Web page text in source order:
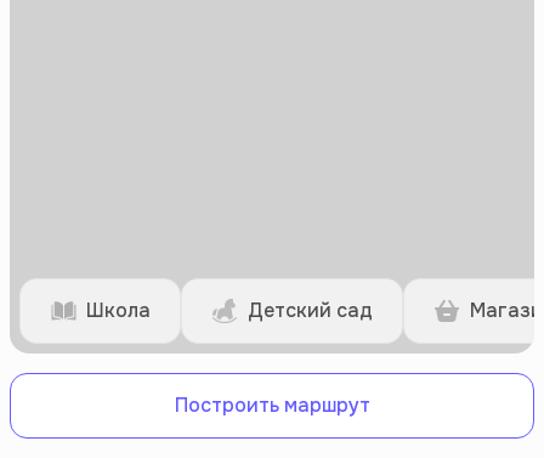
Школа Детский сад
Построить маршрут